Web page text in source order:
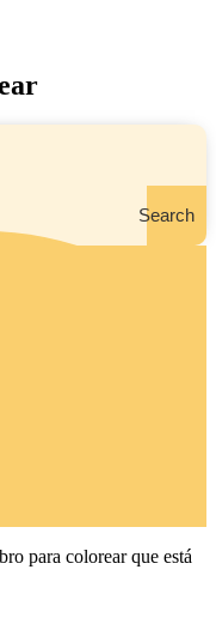
Search
para colorear que está